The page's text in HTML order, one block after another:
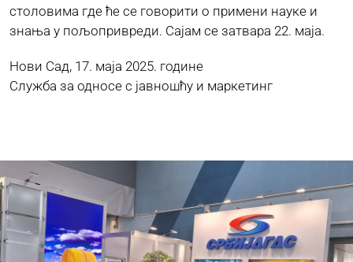
столовима где ће се говорити о примени науке и
знања у пољопривреди. Сајам се затвара 22. маја.
Нови Сад, 17. маја 2025. године
Служба за односе с јавношћу и маркетинг